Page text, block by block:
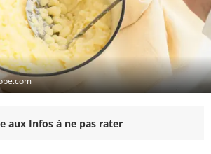
aux Infos à ne pas rater